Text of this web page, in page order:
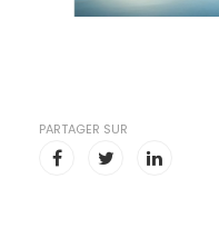
PARTAGER SUR